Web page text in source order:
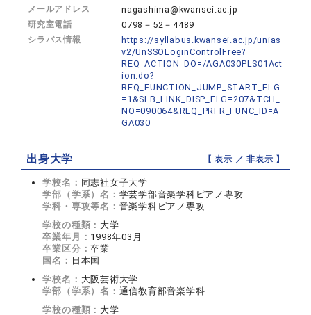
メールアドレス nagashima@kwansei.ac.jp
研究室電話 0798－52－4489
シラバス情報
https://syllabus.kwansei.ac.jp/unias
v2/UnSSOLoginControlFree?
REQ_ACTION_DO=/AGA030PLS01Act
ion.do?
REQ_FUNCTION_JUMP_START_FLG
=1&SLB_LINK_DISP_FLG=207&TCH_
NO=090064&REQ_PRFR_FUNC_ID=A
GA030
出身大学 【 表示 ／非表示 】
学校名： 同志社女子大学
学部（学系）名： 学芸学部音楽学科ピアノ専攻
学科・専攻等名： 音楽学科ピアノ専攻
学校の種類： 大学
卒業年月： 1998年03月
卒業区分：卒業
国名： 日本国
学校名： 大阪芸術大学
学部（学系）名： 通信教育部音楽学科
学校の種類： 大学